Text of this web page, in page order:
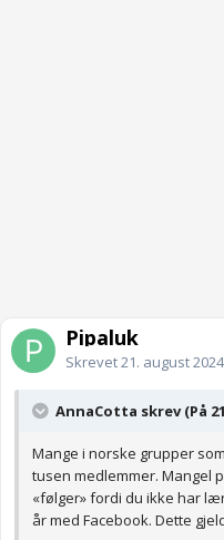
Pipaluk
Skrevet21. august 2024
AnnaCotta skrev (På
Mange i norske grupper
tusen medlemmer. Mangel
«følger» fordi du ikke har
år med Facebook. Dette